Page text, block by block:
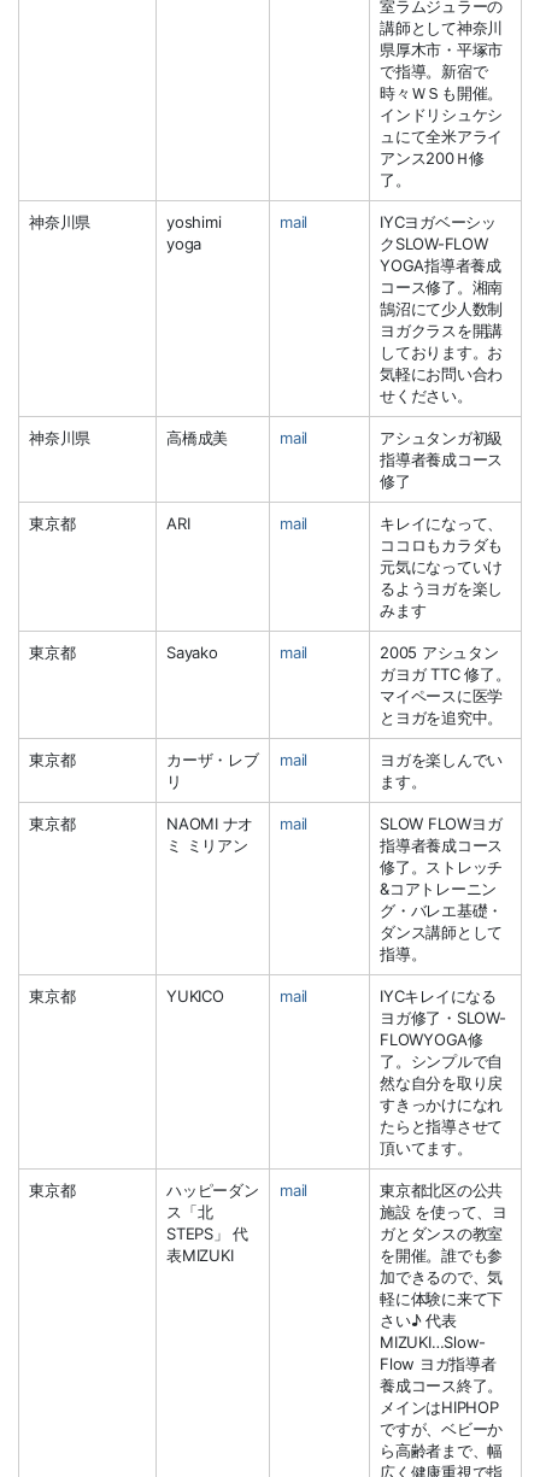
室ラムジュラーの
講師として神奈川
県厚木市・平塚市
で指導。新宿で
時々ＷＳも開催。
インドリシュケシ
ュにて全米アライ
アンス200Ｈ修
了。
神奈川県
yoshimi
yoga
mail
IYCヨガベーシッ
クSLOW-FLOW
YOGA指導者養成
コース修了。湘南
鵠沼にて少人数制
ヨガクラスを開講
しております。お
気軽にお問い合わ
せください。
神奈川県 高橋成美 mail
アシュタンガ初級
指導者養成コース
修了
東京都 ARI mail
キレイになって、
ココロもカラダも
元気になっていけ
るようヨガを楽し
みます
東京都 Sayako mail
2005 アシュタン
ガヨガ TTC 修了。
マイペースに医学
とヨガを追究中。
東京都
カーザ・レブ
リ
mail
ヨガを楽しんでい
ます。
東京都
NAOMI ナオ
ミ ミリアン
mail
SLOW FLOWヨガ
指導者養成コース
修了。ストレッチ
&コアトレーニン
グ・バレエ基礎・
ダンス講師として
指導。
東京都 YUKICO mail
IYCキレイになる
ヨガ修了・SLOW-
FLOWYOGA修
了。シンプルで自
然な自分を取り戻
すきっかけになれ
たらと指導させて
頂いてます。
東京都
ハッピーダン
ス「北
STEPS」 代
表MIZUKI
mail
東京都北区の公共
施設 を使って、ヨ
ガとダンスの教室
を開催。誰でも参
加できるので、気
軽に体験に来て下
さい♪ 代表
MIZUKI…Slow-
Flow ヨガ指導者
養成コース終了。
メインはHIPHOP
ですが、ベビーか
ら高齢者まで、幅
広く健康重視で指